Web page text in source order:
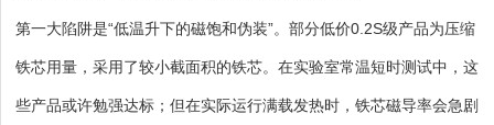
第一大陷阱是“低温升下的磁饱和伪装”。部分低价0.2S级产品为压缩
铁芯用量，采用了较小截面积的铁芯。在实验室常温短时测试中，这
些产品或许勉强达标；但在实际运行满载发热时，铁芯磁导率会急剧